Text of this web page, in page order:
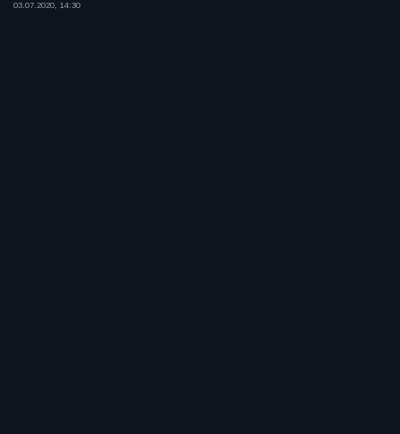
03.07.2020, 14:30